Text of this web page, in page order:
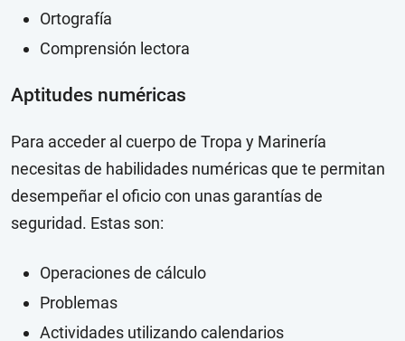
Ortografía
Comprensión lectora
Aptitudes numéricas
Para acceder al cuerpo de Tropa y Marinería
necesitas de habilidades numéricas que te permitan
desempeñar el oficio con unas garantías de
seguridad. Estas son:
Operaciones de cálculo
Problemas
Actividades utilizando calendarios